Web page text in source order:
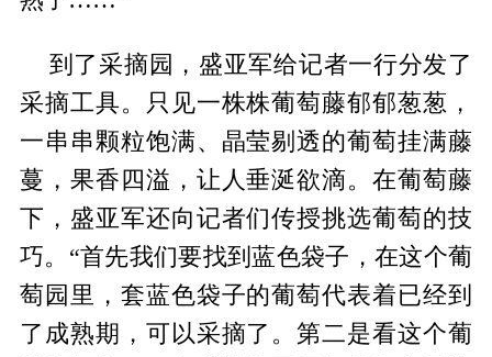
到了采摘园，盛亚军给记者一行分发了
采摘工具。只见一株株葡萄藤郁郁葱葱，
一串串颗粒饱满、晶莹剔透的葡萄挂满藤
蔓，果香四溢，让人垂涎欲滴。在葡萄藤
下，盛亚军还向记者们传授挑选葡萄的技
巧。“首先我们要找到蓝色袋子，在这个葡
萄园里，套蓝色袋子的葡萄代表着已经到
了成熟期，可以采摘了。第二是看这个葡